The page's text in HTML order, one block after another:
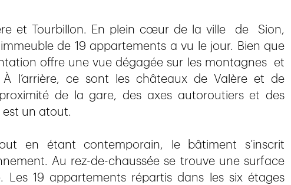
et Tourbillon. En plein cœur de la ville de Sion,
de 19 appartements a vu le jour. Bien que
offre une vue dégagée sur les montagnes et
l’arrière, ce sont les châteaux de Valère et de
proximité de la gare, des axes autoroutiers et des
est un atout.
en étant contemporain, le bâtiment s’inscrit
Au rez-de-chaussée se trouve une surface
Les 19 appartements répartis dans les six étages